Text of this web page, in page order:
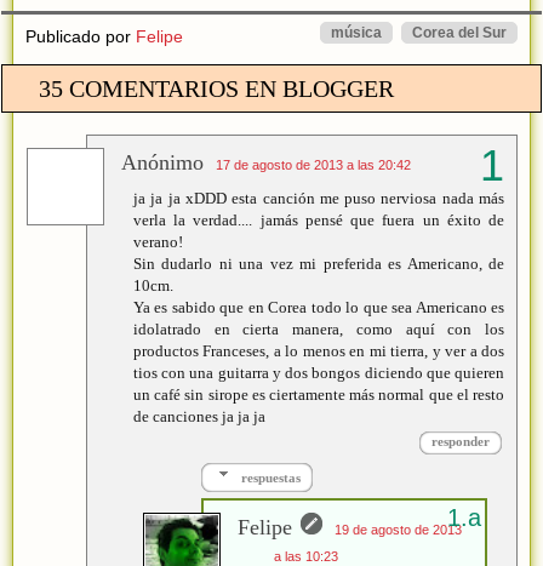
Publicado por Felipe Corea del Sur
música
35 COMENTARIOS EN BLOGGER
Anónimo 17 de agosto de 2013 a las 20:42
ja ja ja xDDD esta canción me puso nerviosa nada más
verla la verdad.... jamás pensé que fuera un éxito de
verano!
Sin dudarlo ni una vez mi preferida es Americano, de
10cm.
Ya es sabido que en Corea todo lo que sea Americano es
idolatrado en cierta manera, como aquí con los
productos Franceses, a lo menos en mi tierra, y ver a dos
tios con una guitarra y dos bongos diciendo que quieren
un café sin sirope es ciertamente más normal que el resto
de canciones ja ja ja
responder
respuestas
Felipe
19 de agosto de 2013
a las 10:23